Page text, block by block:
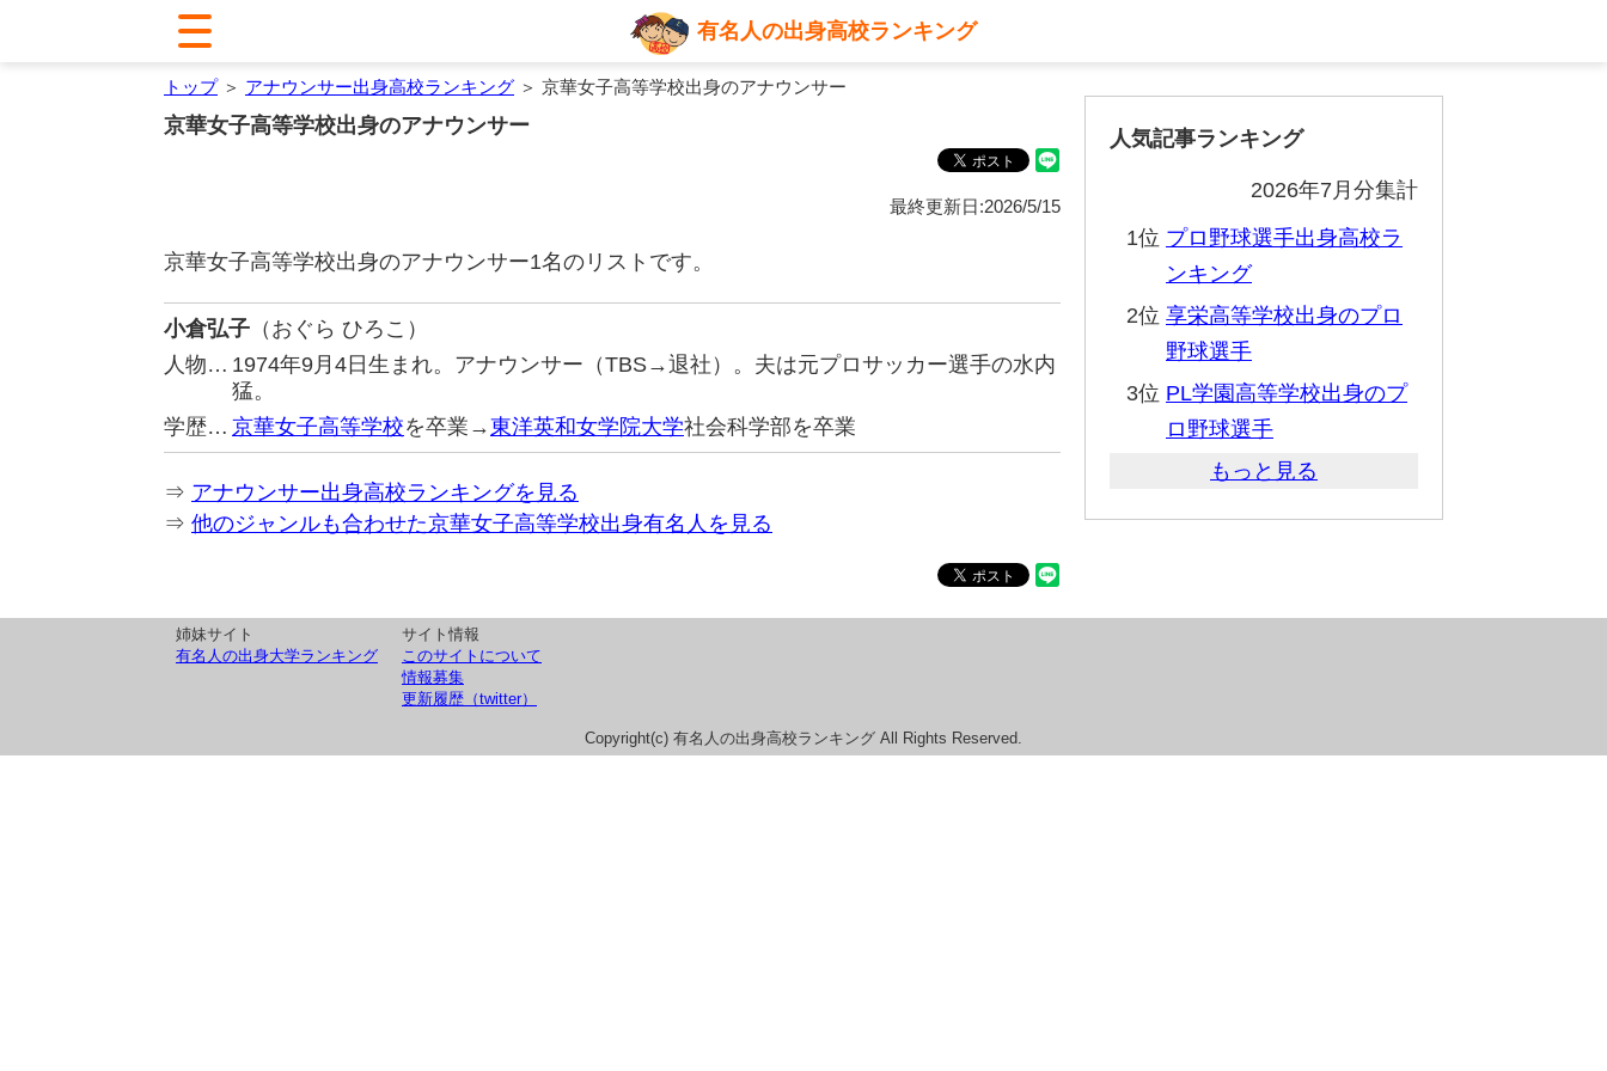
有名人の出身高校ランキング
トップ＞ アナウンサー出身高校ランキング ＞ 京華女子高等学校出身のアナウンサー
京華女子高等学校出身のアナウンサー
最終更新日:2026/5/15
京華女子高等学校出身のアナウンサー1名のリストです。
小倉弘子 （おぐら ひろこ）
人物… 1974年9月4日生まれ。アナウンサー（TBS→退社）。夫は元プロサッカー選手の水内
猛。
学歴… 京華女子高等学校を卒業→東洋英和女学院大学社会科学部を卒業
⇒ アナウンサー出身高校ランキングを見る
⇒ 他のジャンルも合わせた京華女子高等学校出身有名人を見る
人気記事ランキング
2026年7月分集計
1位 プロ野球選手出身高校ラ
ンキング
2位 享栄高等学校出身のプロ
野球選手
3位 PL学園高等学校出身のプ
ロ野球選手
もっと見る
姉妹サイト
有名人の出身大学ランキング
サイト情報
このサイトについて
情報募集
更新履歴（twitter）
Copyright(c) 有名人の出身高校ランキング All Rights Reserved.